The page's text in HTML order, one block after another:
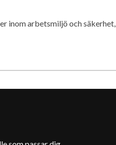
inom arbetsmiljö och säkerhet,